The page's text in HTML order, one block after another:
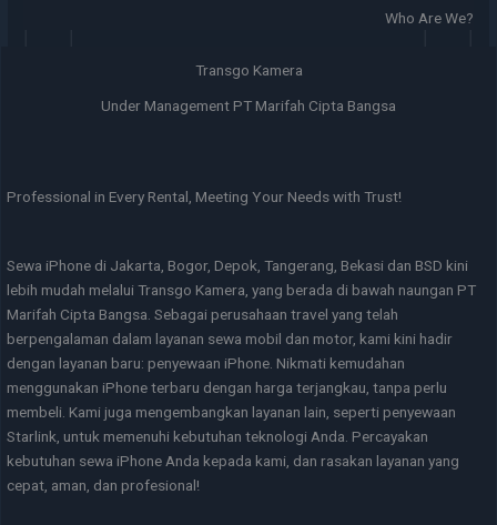
Who Are We?
Transgo Kamera
Under Management PT Marifah Cipta Bangsa
Professional in Every Rental, Meeting Your Needs with Trust!
Sewa iPhone di Jakarta, Bogor, Depok, Tangerang, Bekasi dan BSD kini
lebih mudah melalui Transgo Kamera, yang berada di bawah naungan PT
Marifah Cipta Bangsa. Sebagai perusahaan travel yang telah
berpengalaman dalam layanan sewa mobil dan motor, kami kini hadir
dengan layanan baru: penyewaan iPhone. Nikmati kemudahan
menggunakan iPhone terbaru dengan harga terjangkau, tanpa perlu
membeli. Kami juga mengembangkan layanan lain, seperti penyewaan
Starlink, untuk memenuhi kebutuhan teknologi Anda. Percayakan
kebutuhan sewa iPhone Anda kepada kami, dan rasakan layanan yang
cepat, aman, dan profesional!